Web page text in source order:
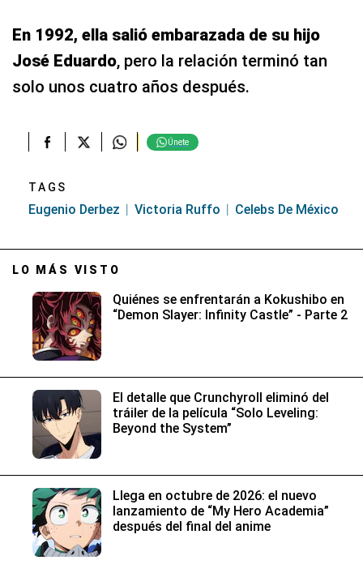
En 1992, ella salió embarazada de su hijo
José Eduardo, pero la relación terminó tan
solo unos cuatro años después.
Únete
TAGS
Eugenio Derbez Victoria Ruffo Celebs De México
LO MÁS VISTO
Quiénes se enfrentarán a Kokushibo en
“Demon Slayer: Infinity Castle” - Parte 2
El detalle que Crunchyroll eliminó del
tráiler de la película “Solo Leveling:
Beyond the System”
Llega en octubre de 2026: el nuevo
lanzamiento de “My Hero Academia”
después del final del anime